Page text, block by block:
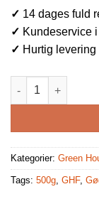
✓ 14 dages fuld
✓ Kundeservice
✓ Hurtig
Green House
Kategorier: Green
Tags: 500g, GHF,